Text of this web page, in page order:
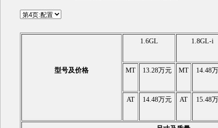
型号及价格
1.6GL 1.8GL-i
MT 13.28万元 MT 14.48
AT 14.48万元 AT 15.48